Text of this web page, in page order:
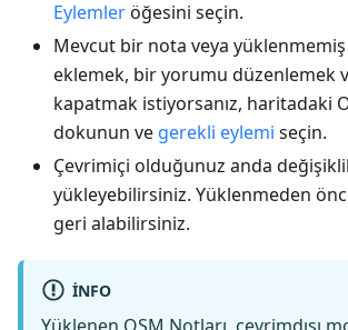
Eylemleröğesini seçin.
Mevcut bir nota veya
eklemek, bir yorumu düzenlemek
kapatmak istiyorsanız, haritadaki
dokunun ve gerekli eylemi seçin.
Çevrimiçi olduğunuz anda
yükleyebilirsiniz. Yüklenmeden
geri alabilirsiniz.
INFO